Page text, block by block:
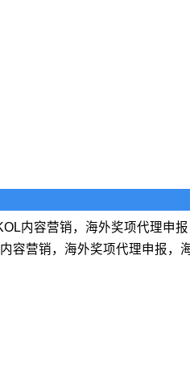
内容营销，海外奖项代理申
容营销，海外奖项代理申报，